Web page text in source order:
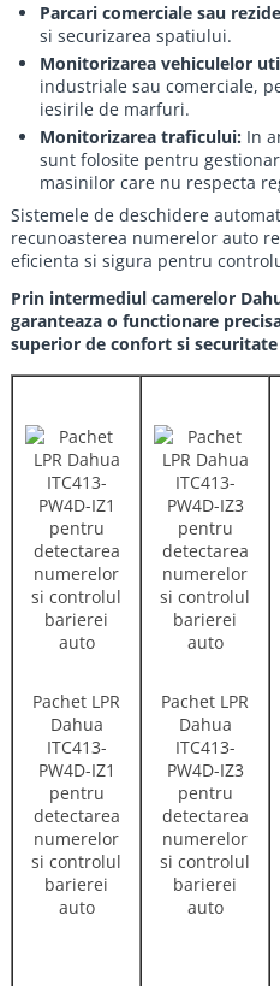
Parcari comerciale sau
si securizarea spatiului.
Monitorizarea vehiculelor
industriale sau comerciale,
iesirile de marfuri.
Monitorizarea traficului: In
sunt folosite pentru
masinilor care nu respecta
Sistemele de deschidere
recunoasterea numerelor auto
eficienta si sigura pentru
Prin intermediul camerelor
garanteaza o functionare
superior de confort si
Pachet LPR
Dahua
ITC413-
PW4D-IZ1
pentru
detectarea
numerelor
si controlul
barierei
auto
Pachet LPR
Dahua
ITC413-
PW4D-IZ3
pentru
detectarea
numerelor
si controlul
barierei
auto